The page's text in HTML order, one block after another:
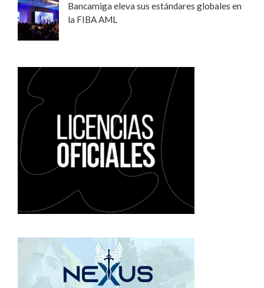
Bancamiga eleva sus estándares globales en
la FIBA AML